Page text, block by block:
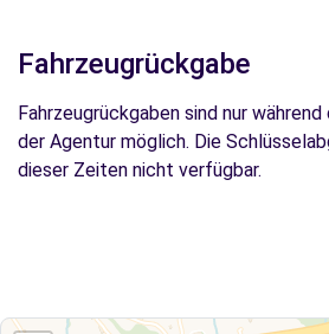
Fahrzeugrückgabe
Fahrzeugrückgaben sind nur
der Agentur möglich. Die
dieser Zeiten nicht verfügbar.